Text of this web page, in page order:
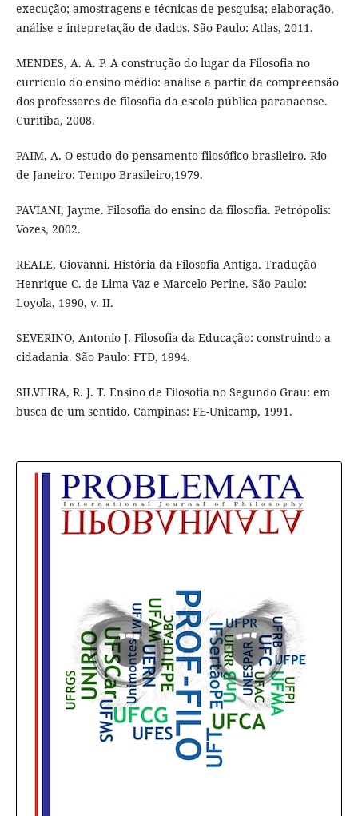
execução; amostragens e técnicas de pesquisa; elaboração,
análise e intepretação de dados. São Paulo: Atlas, 2011.
MENDES, A. A. P. A construção do lugar da Filosofia no
currículo do ensino médio: análise a partir da compreensão
dos professores de filosofia da escola pública paranaense.
Curitiba, 2008.
PAIM, A. O estudo do pensamento filosófico brasileiro. Rio
de Janeiro: Tempo Brasileiro,1979.
PAVIANI, Jayme. Filosofia do ensino da filosofia. Petrópolis:
Vozes, 2002.
REALE, Giovanni. História da Filosofia Antiga. Tradução
Henrique C. de Lima Vaz e Marcelo Perine. São Paulo:
Loyola, 1990, v. II.
SEVERINO, Antonio J. Filosofia da Educação: construindo a
cidadania. São Paulo: FTD, 1994.
SILVEIRA, R. J. T. Ensino de Filosofia no Segundo Grau: em
busca de um sentido. Campinas: FE-Unicamp, 1991.